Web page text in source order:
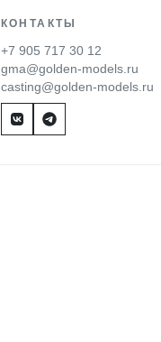
КОНТАКТЫ
+7 905 717 30 12
gma@golden-models.ru
casting@golden-models.ru